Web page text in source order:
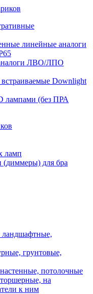
линейные аналоги
ЛВО/ЛПО
Downlight
лампами (без ПРА
ламп
для бра
ландшафтные,
грунтовые,
потолочные
на
к ним